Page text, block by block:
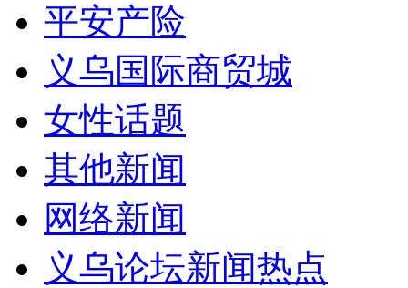
平安产险
义乌国际商贸城
女性话题
其他新闻
网络新闻
义乌论坛新闻热点